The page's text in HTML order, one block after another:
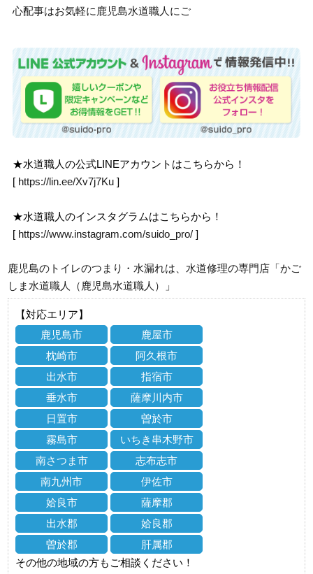
心配事はお気軽に鹿児島水道職人にご
★水道職人の公式LINEアカウントはこちらから！
[ https://lin.ee/Xv7j7Ku ]
★水道職人のインスタグラムはこちらから！
[ https://www.instagram.com/suido_pro/ ]
鹿児島のトイレのつまり・水漏れは、水道修理の専門店「かご
しま水道職人（鹿児島水道職人）」
【対応エリア】
鹿児島市
鹿屋市
枕崎市
阿久根市
出水市
指宿市
垂水市
薩摩川内市
日置市
曽於市
霧島市
いちき串木野市
南さつま市
志布志市
南九州市
伊佐市
姶良市
薩摩郡
出水郡
姶良郡
曽於郡
肝属郡
その他の地域の方もご相談ください！